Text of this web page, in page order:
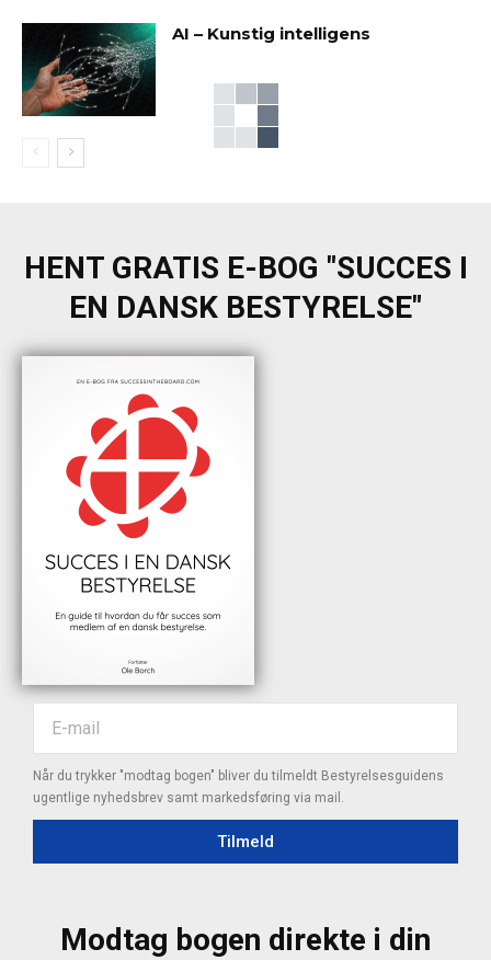
AI – Kunstig intelligens
HENT GRATIS E-BOG "SUCCES I
EN DANSK BESTYRELSE"
Når du trykker "modtag bogen" bliver du tilmeldt Bestyrelsesguidens
ugentlige nyhedsbrev samt markedsføring via mail.
Tilmeld
Modtag bogen direkte i din